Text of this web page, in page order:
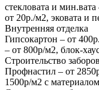
стекловата и
от 20р./м2, эковата и
Внутренняя отделка
Гипсокартон – от
– от 800р/м2, блок-
Строительство заборов
Профнастил – от
1500р/м2 с материалом